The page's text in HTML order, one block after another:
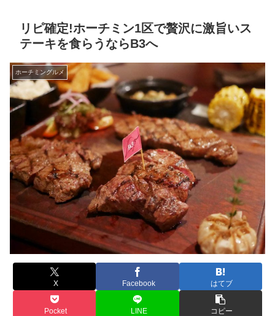
リピ確定!ホーチミン1区で贅沢に激旨いス
テーキを食らうならB3へ
ホーチミングルメ
X Facebook はてブ
Pocket LINE コピー